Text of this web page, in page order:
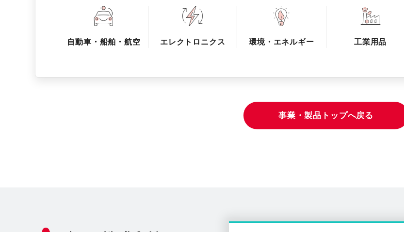
自動車・船舶・航空 エレクトロニクス 環境・エネルギー 工業用品
事業・製品トップへ戻る